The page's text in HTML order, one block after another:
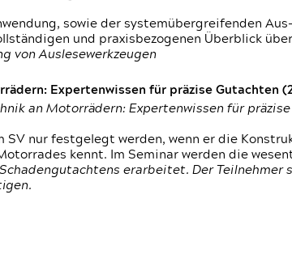
sowie der systemübergreifenden
und praxisbezogenen Überblick
von Auslesewerkzeugen
Expertenwissen für präzise Gutachten
an Motorrädern: Expertenwissen für
SV nur festgelegt werden, wenn er die
kennt. Im Seminar werden die
erarbeitet. Der